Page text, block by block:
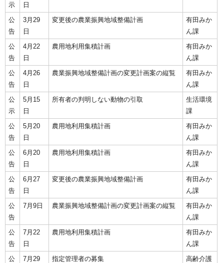
示
日
公
告
3月29
日
変更後の農業振興地域整備計画
有田みか
ん課
公
告
4月22
日
農用地利用集積計画
有田みか
ん課
公
告
4月26
日
農業振興地域整備計画の変更計画案の縦覧
有田みか
ん課
公
示
5月15
日
所有者の判明しない動物の引取
生活環境
課
公
告
5月20
日
農用地利用集積計画
有田みか
ん課
公
告
6月20
日
農用地利用集積計画
有田みか
ん課
公
告
6月27
日
変更後の農業振興地域整備計画
有田みか
ん課
公
告
7月9日 農業振興地域整備計画の変更計画案の縦覧
有田みか
ん課
公
告
7月22
日
農用地利用集積計画
有田みか
ん課
公
7月29
指定管理者の募集
高齢介護